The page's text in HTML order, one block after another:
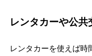
レンタカーや公
レンタカーを使えば時